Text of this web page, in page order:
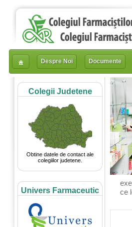
Despre Noi Documente
Colegii Judetene
Obtine datele de contact ale
colegiilor judetene.
Univers Farmaceutic
ce